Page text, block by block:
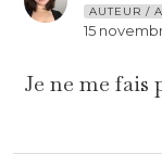
AUTEUR /
15
Je ne me fais